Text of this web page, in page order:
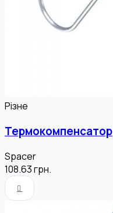
Різне
Термокомпенсатор
Spacer
108.63грн.